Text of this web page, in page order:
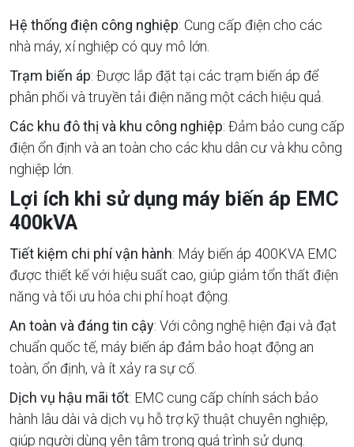
Hệ thống điện công nghiệp: Cung cấp điện cho các
nhà máy, xí nghiệp có quy mô lớn.
Trạm biến áp: Được lắp đặt tại các trạm biến áp để
phân phối và truyền tải điện năng một cách hiệu quả.
Các khu đô thị và khu công nghiệp: Đảm bảo cung cấp
điện ổn định và an toàn cho các khu dân cư và khu công
nghiệp lớn.
Lợi ích khi sử dụng máy biến áp EMC
400kVA
Tiết kiệm chi phí vận hành: Máy biến áp 400KVA EMC
được thiết kế với hiệu suất cao, giúp giảm tổn thất điện
năng và tối ưu hóa chi phí hoạt động.
An toàn và đáng tin cậy: Với công nghệ hiện đại và đạt
chuẩn quốc tế, máy biến áp đảm bảo hoạt động an
toàn, ổn định, và ít xảy ra sự cố.
Dịch vụ hậu mãi tốt: EMC cung cấp chính sách bảo
hành lâu dài và dịch vụ hỗ trợ kỹ thuật chuyên nghiệp,
giúp người dùng yên tâm trong quá trình sử dụng.